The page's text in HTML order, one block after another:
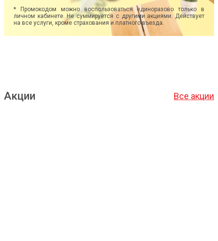
* Промокодом можно воспользоваться единоразово только в
личном кабинете. Не суммируется с другими акциями. Действует
на все услуги, кроме страхования и платного въезда.
Акции Все акции